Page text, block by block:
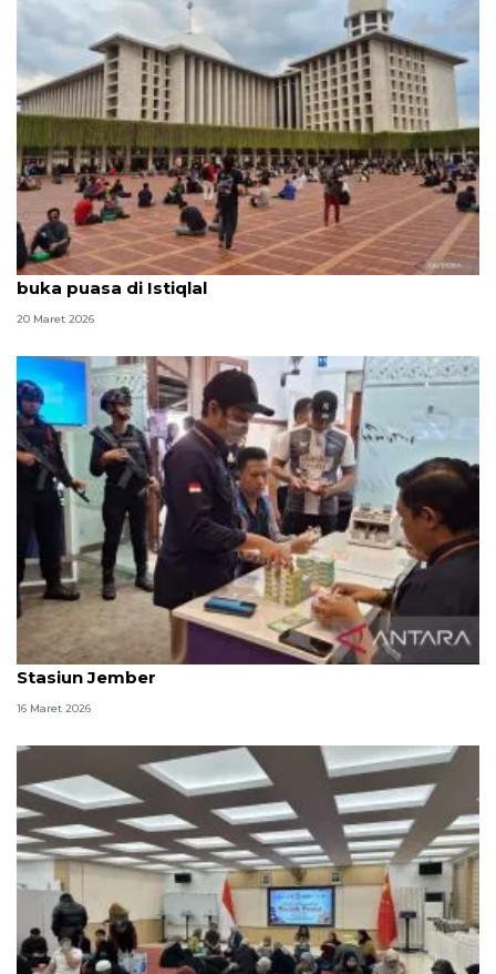
Penghujung Ramadhan, masyarakat tetap antusias
buka puasa di Istiqlal
20 Maret 2026
KAI dan BI buka layanan penukaran uang baru di
Stasiun Jember
16 Maret 2026